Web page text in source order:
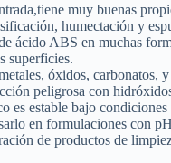
muy buenas
humectación y
ácido ABS en muchas
superficies.
óxidos, carbonatos,
peligrosa con
es estable bajo condiciones
en formulaciones con
de productos de